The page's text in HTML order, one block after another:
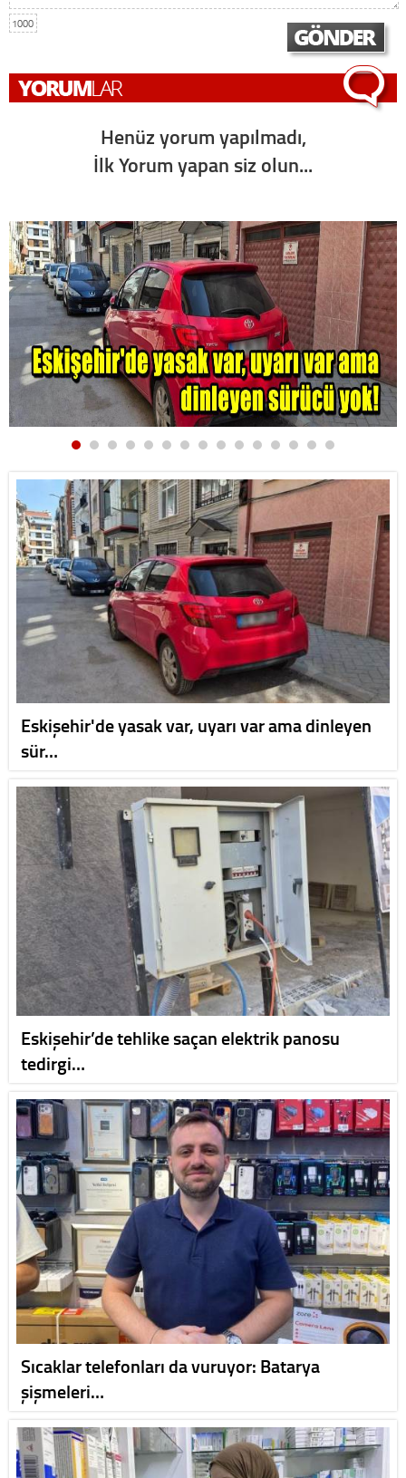
1000
Henüz yorum yapılmadı,
İlk Yorum yapan siz olun...
Eskişehir'de yasak var, uyarı var ama dinleyen
sür…
Eskişehir’de tehlike saçan elektrik panosu
tedirgi…
Sıcaklar telefonları da vuruyor: Batarya
şişmeleri…